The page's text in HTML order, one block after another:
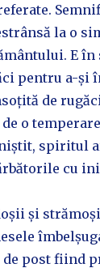
la o
E în
pentru a-și
de
o
spiritul
cu
și
de post fiind